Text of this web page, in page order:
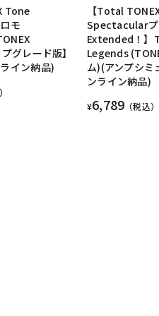
Tone
モ
グレード版】
イン納品)
【Total
Spectacular
Extended！】
Legends
ム)(アンプシミ
ンライン納品)
¥6,789 （税込）